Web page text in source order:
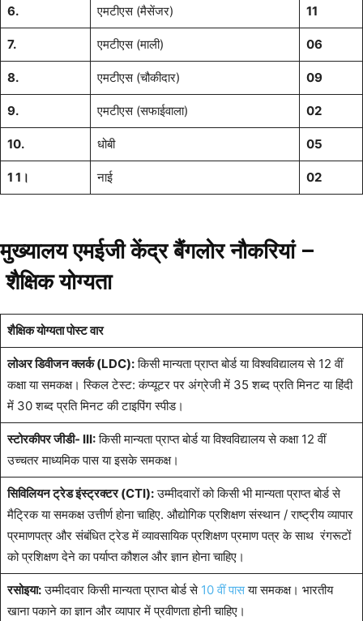
6. एमटीएस (मैसेंजर) 11
7. एमटीएस (माली) 06
8. एमटीएस (चौकीदार) 09
9. एमटीएस (सफाईवाला) 02
10. धोबी 05
1 1। नाई 02
मुख्यालय एमईजी केंद्र बैंगलोर नौकरियां –
शैक्षिक योग्यता
शैक्षिक योग्यता पोस्ट वार
लोअर डिवीजन क्लर्क (LDC):किसी मान्यता प्राप्त बोर्ड या विश्वविद्यालय से 12 वीं
कक्षा या समकक्ष। स्किल टेस्ट: कंप्यूटर पर अंग्रेजी में 35 शब्द प्रति मिनट या हिंदी
में 30 शब्द प्रति मिनट की टाइपिंग स्पीड।
स्टोरकीपर जीडी- III:किसी मान्यता प्राप्त बोर्ड या विश्वविद्यालय से कक्षा 12 वीं
उच्चतर माध्यमिक पास या इसके समकक्ष।
सिविलियन ट्रेड इंस्ट्रक्टर (CTI):उम्मीदवारों को किसी भी मान्यता प्राप्त बोर्ड से
मैट्रिक या समकक्ष उत्तीर्ण होना चाहिए. औद्योगिक प्रशिक्षण संस्थान / राष्ट्रीय व्यापार
प्रमाणपत्र और संबंधित ट्रेड में व्यावसायिक प्रशिक्षण प्रमाण पत्र के साथ रंगरूटों
को प्रशिक्षण देने का पर्याप्त कौशल और ज्ञान होना चाहिए।
रसोइया:उम्मीदवार किसी मान्यता प्राप्त बोर्ड से 10 वीं पासया समकक्ष। भारतीय
खाना पकाने का ज्ञान और व्यापार में प्रवीणता होनी चाहिए।